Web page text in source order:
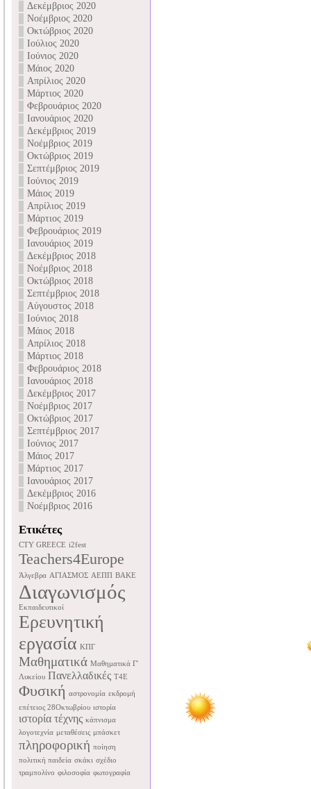
Δεκέμβριος 2020
Νοέμβριος 2020
Οκτώβριος 2020
Ιούλιος 2020
Ιούνιος 2020
Μάιος 2020
Απρίλιος 2020
Μάρτιος 2020
Φεβρουάριος 2020
Ιανουάριος 2020
Δεκέμβριος 2019
Νοέμβριος 2019
Οκτώβριος 2019
Σεπτέμβριος 2019
Ιούνιος 2019
Μάιος 2019
Απρίλιος 2019
Μάρτιος 2019
Φεβρουάριος 2019
Ιανουάριος 2019
Δεκέμβριος 2018
Νοέμβριος 2018
Οκτώβριος 2018
Σεπτέμβριος 2018
Αύγουστος 2018
Ιούνιος 2018
Μάιος 2018
Απρίλιος 2018
Μάρτιος 2018
Φεβρουάριος 2018
Ιανουάριος 2018
Δεκέμβριος 2017
Νοέμβριος 2017
Οκτώβριος 2017
Σεπτέμβριος 2017
Ιούνιος 2017
Μάιος 2017
Μάρτιος 2017
Ιανουάριος 2017
Δεκέμβριος 2016
Νοέμβριος 2016
Ετικέτες
CTY GREECE i2fest
Teachers4Europe
Άλγεβρα ΑΓΙΑΣΜΟΣ ΑΕΠΠ ΒΑΚΕ
Διαγωνισμός
Εκπαιδευτικοί
Ερευνητική
εργασία ΚΠΓ
Μαθηματικά Μαθηματικά Γ'
Λυκείου Πανελλαδικές Τ4Ε
Φυσική αστρονομία εκδρομή
επέτειος 28Οκτωβρίου ιστορία
ιστορία τέχνης κάπνισμα
λογοτεχνία μεταθέσεις μπάσκετ
πληροφορική ποίηση
πολιτική παιδεία σκάκι σχέδιο
τραμπολίνο φιλοσοφία φωτογραφία